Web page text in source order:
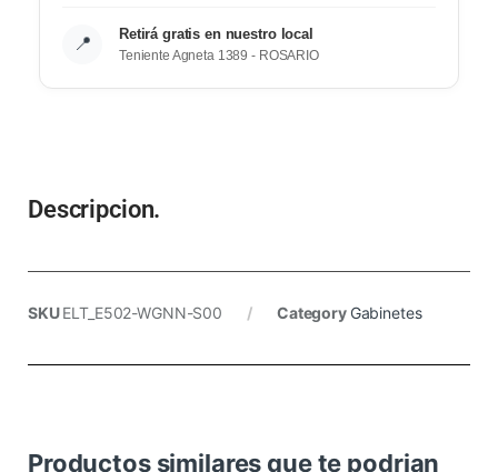
📍 Retirá gratis en nuestro local
Teniente Agneta 1389 - ROSARIO
Descripcion.
SKUELT_E502-WGNN-S00 Category Gabinetes
Productos similares que te podrian